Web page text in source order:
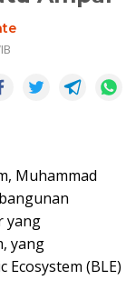
Muhammad
yang
yang
(BLE)